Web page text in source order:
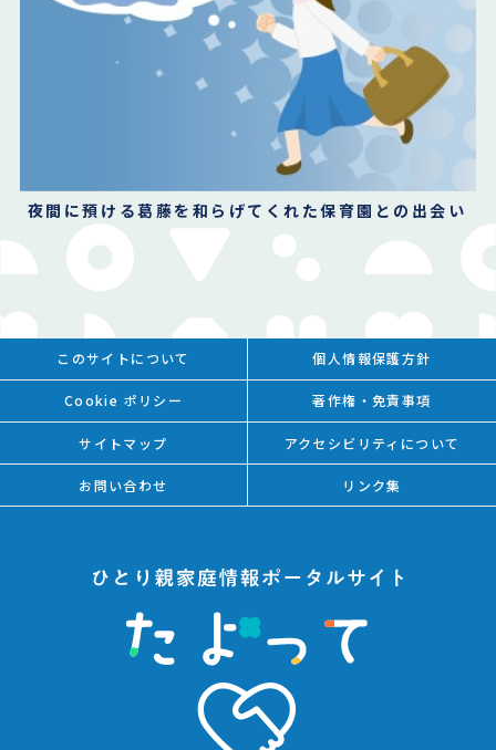
夜間に預ける葛藤を和らげてくれた保育園との出会い
このサイトについて 個人情報保護方針
Cookie ポリシー 著作権・免責事項
サイトマップ アクセシビリティについて
お問い合わせ リンク集